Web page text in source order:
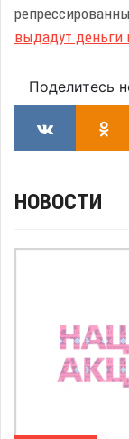
выдадут деньги
Поделитесь
НОВОСТИ